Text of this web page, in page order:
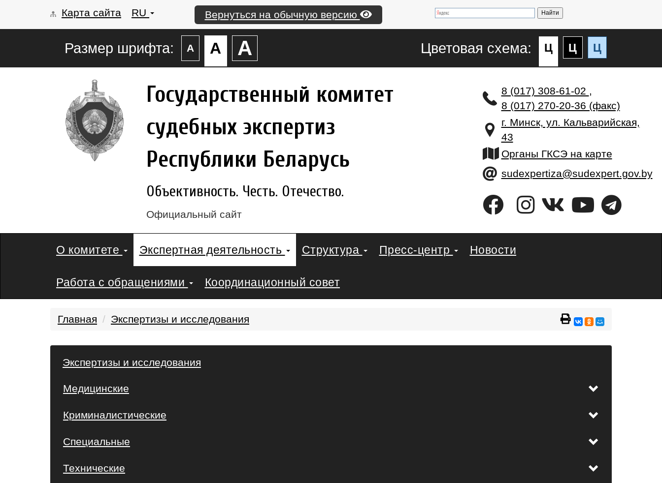
Карта сайта RU Вернуться на обычную версию
Размер шрифта: А А А Цветовая схема: Ц Ц Ц
Государственный комитет
судебных экспертиз
Республики Беларусь
Объективность. Честь. Отечество.
Официальный сайт
8 (017) 308-61-02 ,
8 (017) 270-20-36 (факс)
г. Минск, ул. Кальварийская,
43
Органы ГКСЭ на карте
sudexpertiza@sudexpert.gov.by
О комитете Экспертная деятельность Структура Пресс-центр Новости
Работа с обращениями Координационный совет
Главная Экспертизы и исследования
Экспертизы и исследования
Медицинские
Криминалистические
Специальные
Технические